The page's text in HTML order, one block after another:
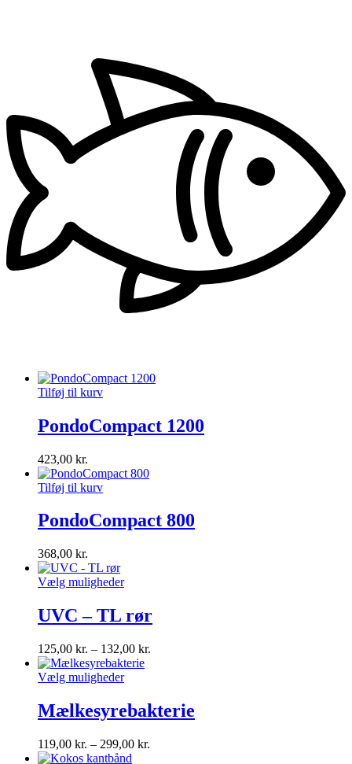
Tilføj til kurv
PondoCompact 1200
423,00 kr.
Tilføj til kurv
PondoCompact 800
368,00 kr.
Vælg muligheder
UVC – TL rør
125,00 kr. – 132,00 kr.
Vælg muligheder
Mælkesyrebakterie
119,00 kr. – 299,00 kr.